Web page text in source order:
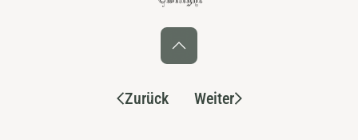
Zurück Weiter